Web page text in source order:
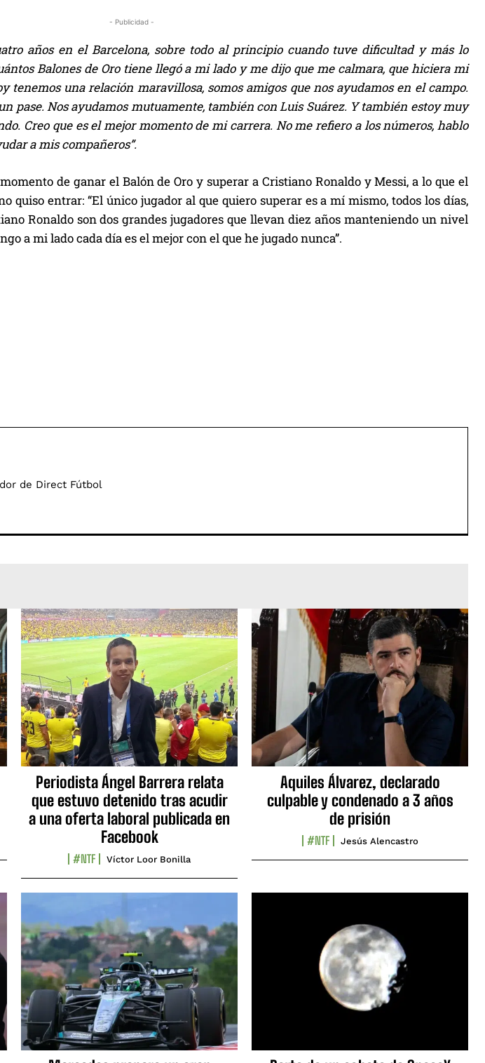
- Publicidad -
años en el Barcelona, sobre todo al principio cuando tuve dificultad y más lo
Balones de Oro tiene llegó a mi lado y me dijo que me calmara, que hiciera mi
tenemos una relación maravillosa, somos amigos que nos ayudamos en el campo.
pase. Nos ayudamos mutuamente, también con Luis Suárez. Y también estoy muy
Creo que es el mejor momento de mi carrera. No me refiero a los números, hablo
a mis compañeros”.
de ganar el Balón de Oro y superar a Cristiano Ronaldo y Messi, a lo que el
quiso entrar: “El único jugador al que quiero superar es a mí mismo, todos los días,
Ronaldo son dos grandes jugadores que llevan diez años manteniendo un nivel
a mi lado cada día es el mejor con el que he jugado nunca”.
de Direct Fútbol
Periodista Ángel Barrera relata
que estuvo detenido tras acudir
a una oferta laboral publicada en
Facebook
#NTF Víctor Loor Bonilla
Aquiles Álvarez, declarado
culpable y condenado a 3 años
de prisión
#NTF Jesús Alencastro